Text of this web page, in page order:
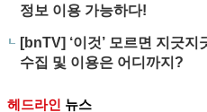
정보 이용 가능하다!
[bnTV] ‘이것’ 모르면 지긋
수집 및 이용은 어디까지?
헤드라인 뉴스